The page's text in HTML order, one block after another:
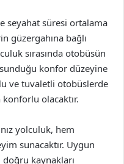
seyahat süresi ortalama
güzergahına bağlı
sırasında otobüsün
konfor düzeyine
ve tuvaletli otobüslerde
olacaktır.
yolculuk, hem
sunacaktır. Uygun
kaynakları